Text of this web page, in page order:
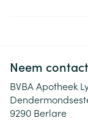
Neem
BVBA Apotheek
9290 Berlare